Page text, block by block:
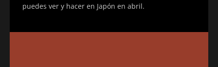
puedes ver y hacer en Japón en abril.